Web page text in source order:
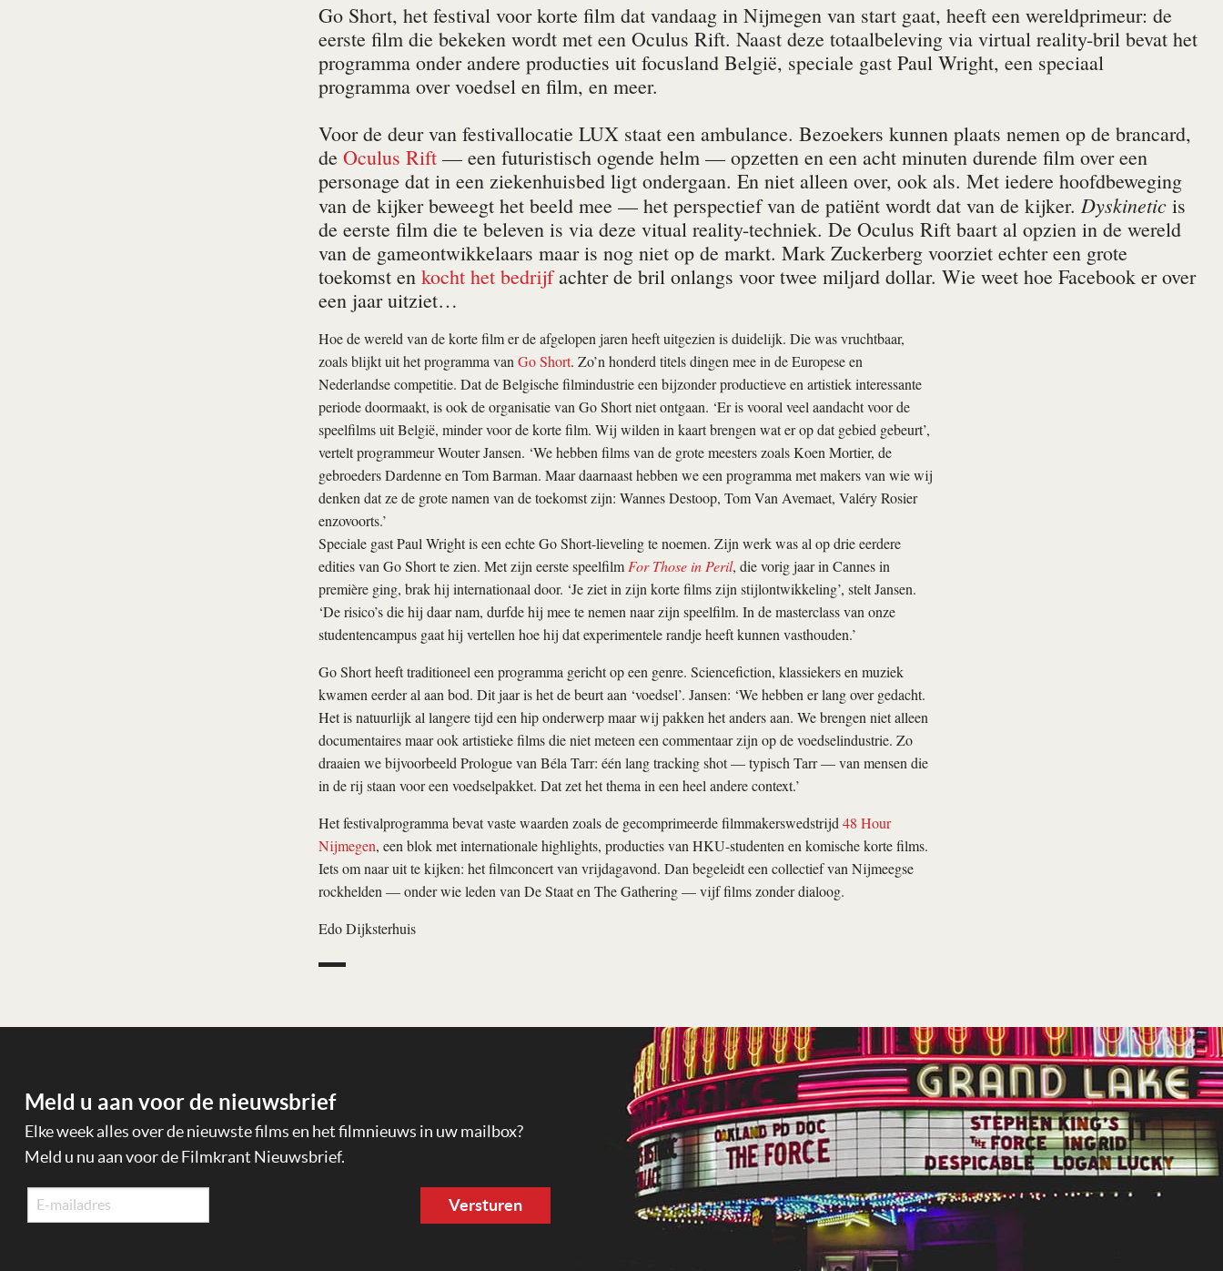
Go Short, het festival voor korte film dat vandaag in Nijmegen van start gaat, heeft een wereldprimeur: de
eerste film die bekeken wordt met een Oculus Rift. Naast deze totaalbeleving via virtual reality-bril bevat het
programma onder andere producties uit focusland België, speciale gast Paul Wright, een speciaal
programma over voedsel en film, en meer.
Voor de deur van festivallocatie LUX staat een ambulance. Bezoekers kunnen plaats nemen op de brancard,
de Oculus Rift— een futuristisch ogende helm — opzetten en een acht minuten durende film over een
personage dat in een ziekenhuisbed ligt ondergaan. En niet alleen over, ook als. Met iedere hoofdbeweging
van de kijker beweegt het beeld mee — het perspectief van de patiënt wordt dat van de kijker. Dyskineticis
de eerste film die te beleven is via deze vitual reality-techniek. De Oculus Rift baart al opzien in de wereld
van de gameontwikkelaars maar is nog niet op de markt. Mark Zuckerberg voorziet echter een grote
toekomst en kocht het bedrijfachter de bril onlangs voor twee miljard dollar. Wie weet hoe Facebook er over
een jaar uitziet…
Hoe de wereld van de korte film er de afgelopen jaren heeft uitgezien is duidelijk. Die was vruchtbaar,
zoals blijkt uit het programma van Go Short. Zo’n honderd titels dingen mee in de Europese en
Nederlandse competitie. Dat de Belgische filmindustrie een bijzonder productieve en artistiek interessante
periode doormaakt, is ook de organisatie van Go Short niet ontgaan. ‘Er is vooral veel aandacht voor de
speelfilms uit België, minder voor de korte film. Wij wilden in kaart brengen wat er op dat gebied gebeurt’,
vertelt programmeur Wouter Jansen. ‘We hebben films van de grote meesters zoals Koen Mortier, de
gebroeders Dardenne en Tom Barman. Maar daarnaast hebben we een programma met makers van wie wij
denken dat ze de grote namen van de toekomst zijn: Wannes Destoop, Tom Van Avemaet, Valéry Rosier
enzovoorts.’
Speciale gast Paul Wright is een echte Go Short-lieveling te noemen. Zijn werk was al op drie eerdere
edities van Go Short te zien. Met zijn eerste speelfilm For Those in Peril, die vorig jaar in Cannes in
première ging, brak hij internationaal door. ‘Je ziet in zijn korte films zijn stijlontwikkeling’, stelt Jansen.
‘De risico’s die hij daar nam, durfde hij mee te nemen naar zijn speelfilm. In de masterclass van onze
studentencampus gaat hij vertellen hoe hij dat experimentele randje heeft kunnen vasthouden.’
Go Short heeft traditioneel een programma gericht op een genre. Sciencefiction, klassiekers en muziek
kwamen eerder al aan bod. Dit jaar is het de beurt aan ‘voedsel’. Jansen: ‘We hebben er lang over gedacht.
Het is natuurlijk al langere tijd een hip onderwerp maar wij pakken het anders aan. We brengen niet alleen
documentaires maar ook artistieke films die niet meteen een commentaar zijn op de voedselindustrie. Zo
draaien we bijvoorbeeld Prologue van Béla Tarr: één lang tracking shot — typisch Tarr — van mensen die
in de rij staan voor een voedselpakket. Dat zet het thema in een heel andere context.’
Het festivalprogramma bevat vaste waarden zoals de gecomprimeerde filmmakerswedstrijd 48 Hour
Nijmegen, een blok met internationale highlights, producties van HKU-studenten en komische korte films.
Iets om naar uit te kijken: het filmconcert van vrijdagavond. Dan begeleidt een collectief van Nijmeegse
rockhelden — onder wie leden van De Staat en The Gathering — vijf films zonder dialoog.
Edo Dijksterhuis
Meld u aan voor de nieuwsbrief
Elke week alles over de nieuwste films en het filmnieuws in uw mailbox?
Meld u nu aan voor de Filmkrant Nieuwsbrief.